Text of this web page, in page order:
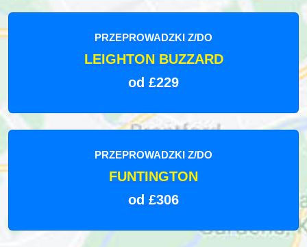
PRZEPROWADZKI Z/DO
LEIGHTON BUZZARD
od £229
PRZEPROWADZKI Z/DO
FUNTINGTON
od £306